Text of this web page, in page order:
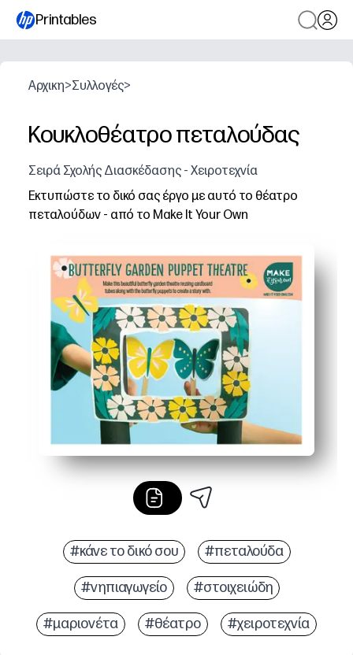
Printables
Αρχικη>Συλλογές>
Κουκλοθέατρο πεταλούδας
Σειρά Σχολής Διασκέδασης - Χειροτεχνία
Εκτυπώστε το δικό σας έργο με αυτό το θέατρο
πεταλούδων - από το Make It Your Own
Μηδενική προετοιμασία - απλά εκτυπώνετε, κόβετε
Εντυπωσιακό παιχνίδι - τα παιδιά σας δημιουργούν
Ανάπτυξη δεξιοτήτων - βρίσκεστε κρυφά στην
Ευέλικτη χρήση - ιδανική για το σπίτι, τις αίθουσες
#κάνε το δικό σου #πεταλούδα
#νηπιαγωγείο #στοιχειώδη
#μαριονέτα #θέατρο #χειροτεχνία